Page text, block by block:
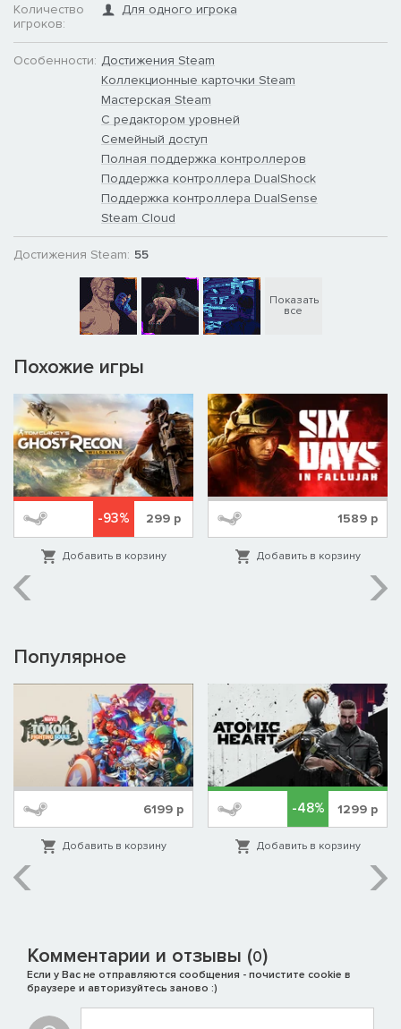
Количество
игроков:
Для одного игрока
Особенности: Достижения Steam
Коллекционные карточки Steam
Мастерская Steam
С редактором уровней
Семейный доступ
Полная поддержка контроллеров
Поддержка контроллера DualShock
Поддержка контроллера DualSense
Steam Cloud
Достижения Steam: 55
Показать
все
Похожие игры
-93% 299 р
Добавить в корзину
1589 р
Добавить в корзину
Популярное
6199 р
Добавить в корзину
-48% 1299 р
Добавить в корзину
Комментарии и отзывы (0)
Если у Вас не отправляются сообщения - почистите cookie в
браузере и авторизуйтесь заново :)